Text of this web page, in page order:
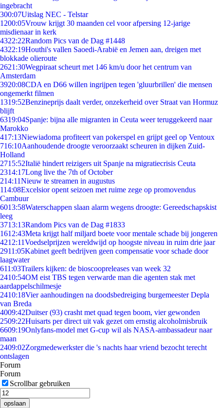
ingebracht
300:07Uitslag NEC - Telstar
1200:05Vrouw krijgt 30 maanden cel voor afpersing 12-jarige
misdienaar in kerk
4322:22Random Pics van de Dag #1448
4322:19Houthi's vallen Saoedi-Arabië en Jemen aan, dreigen met
blokkade olieroute
2621:30Wegpiraat scheurt met 146 km/u door het centrum van
Amsterdam
3920:08CDA en D66 willen ingrijpen tegen 'gluurbrillen' die mensen
ongemerkt filmen
1319:52Benzineprijs daalt verder, onzekerheid over Straat van Hormuz
blijft
6319:04Spanje: bijna alle migranten in Ceuta weer teruggekeerd naar
Marokko
417:13Niewiadoma profiteert van pokerspel en grijpt geel op Ventoux
716:10Aanhoudende droogte veroorzaakt scheuren in dijken Zuid-
Holland
2715:52Italië hindert reizigers uit Spanje na migratiecrisis Ceuta
2314:17Long live the 7th of October
214:11Nieuw te streamen in augustus
114:08Excelsior opent seizoen met ruime zege op promovendus
Cambuur
6013:58Waterschappen slaan alarm wegens droogte: Gereedschapskist
leeg
3713:13Random Pics van de Dag #1833
1612:43Meta krijgt half miljard boete voor mentale schade bij jongeren
4212:11Voedselprijzen wereldwijd op hoogste niveau in ruim drie jaar
2911:05Kabinet geeft bedrijven geen compensatie voor schade door
laagwater
611:03Trailers kijken: de bioscoopreleases van week 32
2410:54OM eist TBS tegen verwarde man die agenten stak met
aardappelschilmesje
2410:18Vier aanhoudingen na doodsbedreiging burgemeester Depla
van Breda
4009:42Duitser (93) crasht met quad tegen boom, vier gewonden
2509:22Huisarts per direct uit vak gezet om ernstig alcoholmisbruik
6609:19Onlyfans-model met G-cup wil als NASA-ambassadeur naar
maan
2409:02Zorgmedewerkster die 's nachts haar vriend bezocht terecht
ontslagen
Forum
Forum
Scrollbar gebruiken
opslaan